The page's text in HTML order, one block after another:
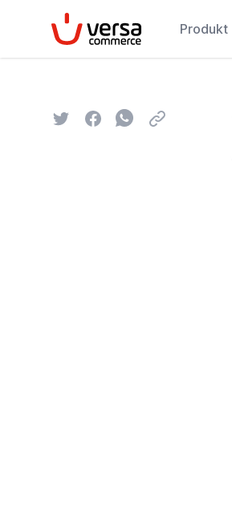
VersaCommerce Produkt
TwitterFacebookWhatsapp
Email